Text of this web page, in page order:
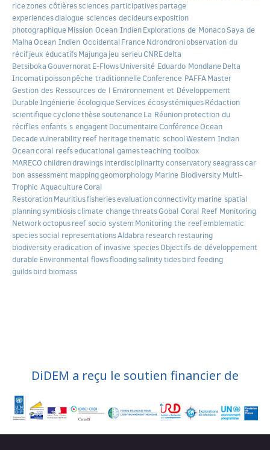
ricezones côtièressciences participativespartage
experiencesdialogue sciences decideursexposition
photographiqueMission Ocean IndienExplorations de MonacoSaya de
MalhaOcean Indien OccidentalFranceNdrondroniobservation du
récifjeux éducatifsMajunga jeu serieuCNREdelta
BetsibokaGouvernoratE-FlowsUniversité Eduardo MondlaneDelta
Incomatipoissonpêche traditionnelleConference PAFFAMaster
Gestion des Ressources de l Environnement et Développement
DurableIngénierie écologiqueServices écosystémiquesRédaction
scientifiquecyclonethèsesoutenanceLa Réunionprotection du
récifles enfants s engagentDocumentaireConférenceOcean
Decadevulnerability reef heritagethematic schoolWestern Indian
Oceancoral reefseducational gamesteaching toolbox
MARECOchildrendrawingsinterdisciplinarityconservatory seagrasscar
bon assessmentmappinggeomorphology Marine Biodiversity Multi-
Trophic AquacultureCoral
RestorationMauritiusfisheriesevaluationconnectivity marine spatial
planningsymbiosisclimate changethreatsGobal Coral Reef Monitoring
Networkoctopusreef socio system Monitoring the reefemblematic
speciessocial representationsAldabra researchrestauring
biodiversityeradication of invasive speciesObjectifs de développement
durableEnvironmental flowsfloodingsalinitytidesbird feeding
guildsbird biomass
DiDEM a reçu le soutien financier de